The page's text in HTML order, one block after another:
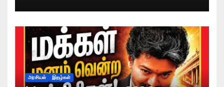
அரசியல் இதழ்கள்